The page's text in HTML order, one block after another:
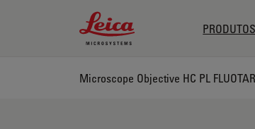
Leica Microsystems Logo
PRODUTOS
Microscope Objective HC PL